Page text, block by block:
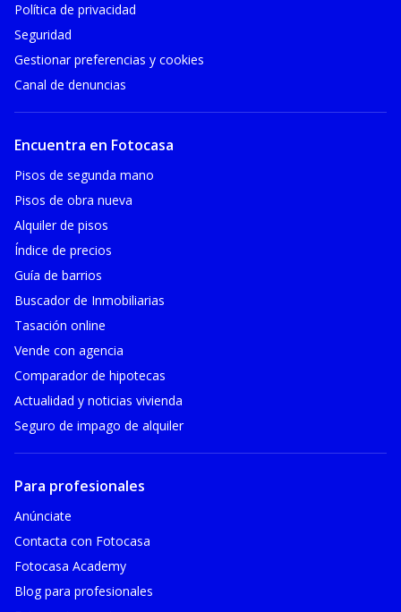
Política de privacidad
Seguridad
Gestionar preferencias y cookies
Canal de denuncias
Encuentra en Fotocasa
Pisos de segunda mano
Pisos de obra nueva
Alquiler de pisos
Índice de precios
Guía de barrios
Buscador de Inmobiliarias
Tasación online
Vende con agencia
Comparador de hipotecas
Actualidad y noticias vivienda
Seguro de impago de alquiler
Para profesionales
Anúnciate
Contacta con Fotocasa
Fotocasa Academy
Blog para profesionales